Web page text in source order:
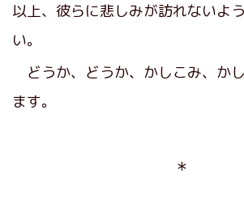
以上、彼らに悲しみが訪れないよ
い。
どうか、どうか、かしこみ、か
ます。
＊